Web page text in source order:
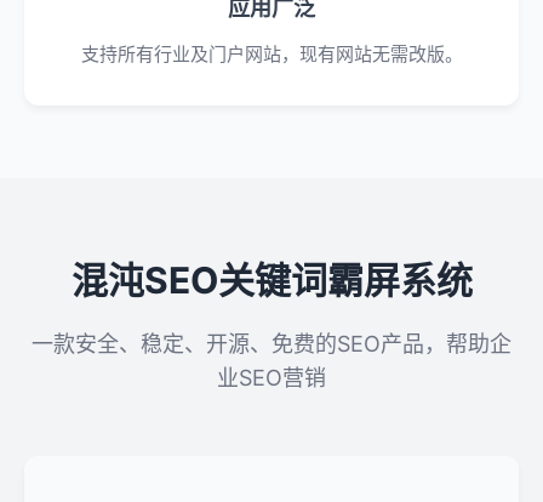
应用广泛
支持所有行业及门户网站，现有网站无需改版。
混沌SEO关键词霸屏系统
一款安全、稳定、开源、免费的SEO产品，帮助企
业SEO营销